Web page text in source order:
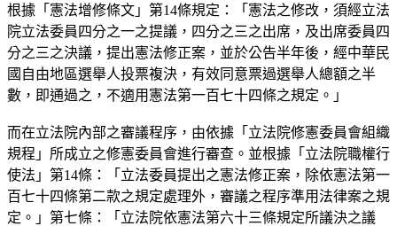
根據「憲法增修條文」第14條規定：「憲法之修改，須經立法
院立法委員四分之一之提議，四分之三之出席，及出席委員四
分之三之決議，提出憲法修正案，並於公告半年後，經中華民
國自由地區選舉人投票複決，有效同意票過選舉人總額之半
數，即通過之，不適用憲法第一百七十四條之規定。」
而在立法院內部之審議程序，由依據「立法院修憲委員會組織
規程」所成立之修憲委員會進行審查。並根據「立法院職權行
使法」第14條：「立法委員提出之憲法修正案，除依憲法第一
百七十四條第二款之規定處理外，審議之程序準用法律案之規
定。」第七條：「立法院依憲法第六十三條規定所議決之議